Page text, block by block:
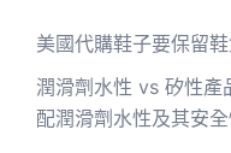
美國代購鞋子要保留
潤滑劑水性 vs 矽性產
配潤滑劑水性及其安